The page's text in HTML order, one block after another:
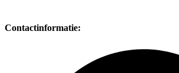
Contactinformatie: